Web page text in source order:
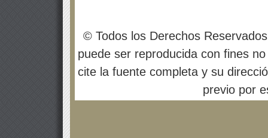
© Todos los Derechos
puede ser reproducida con fines
cite la fuente completa y su
previo por